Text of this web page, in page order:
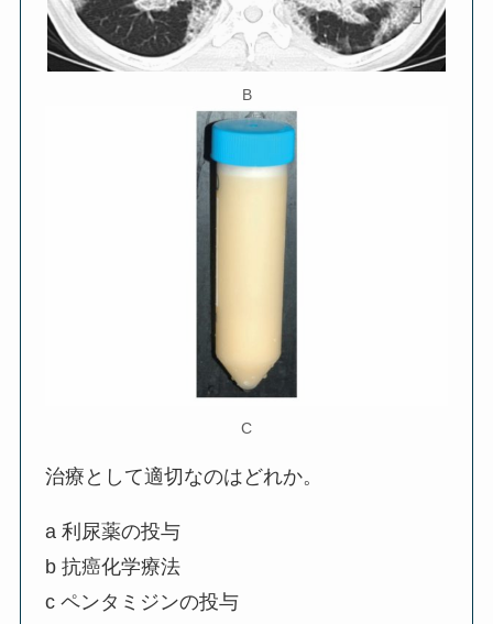
B
C
治療として適切なのはどれか。
a 利尿薬の投与
b 抗癌化学療法
c ペンタミジンの投与